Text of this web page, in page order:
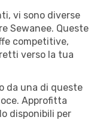
vi sono diverse
Sewanee. Queste
competitive,
verso la tua
da una di queste
Approfitta
disponibili per